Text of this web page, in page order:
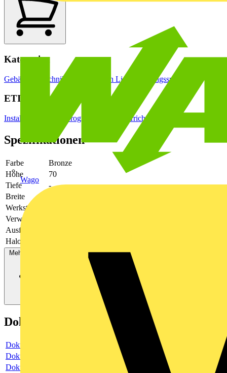
Wago
Kategorien
Gebäudeleittechnik & Automation Lichtsteuerungssysteme
ETIM Group
Installationsschalterprogramme/Steckvorrichtungen
Spezifikationen
Farbe
Bronze
Höhe
70
Tiefe
-
Breite
Werkstoff
Verwendung
Ausführung
Halogenfrei
Mehr anzeigen
Dokumente
Dokument
Dokument
Dokument